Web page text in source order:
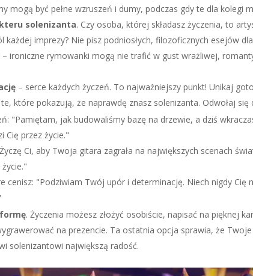
mogą być pełne wzruszeń i dumy, podczas gdy te dla kolegi
solenizanta. Czy osoba, której składasz życzenia, to
każdej imprezy? Nie pisz podniosłych, filozoficznych esejów
ironiczne rymowanki mogą nie trafić w gust wrażliwej,
– serce każdych życzeń. To najważniejszy punkt! Unikaj
które pokazują, że naprawdę znasz solenizanta. Odwołaj się
"Pamiętam, jak budowaliśmy bazę na drzewie, a dziś
Cię przez życie."
Ci, aby Twoja gitara zagrała na największych scenach
cenisz: "Podziwiam Twój upór i determinację. Niech nigdy Cię
. Życzenia możesz złożyć osobiście, napisać na pięknej
na prezencie. Ta ostatnia opcja sprawia, że Twoje
solenizantowi największą radość.